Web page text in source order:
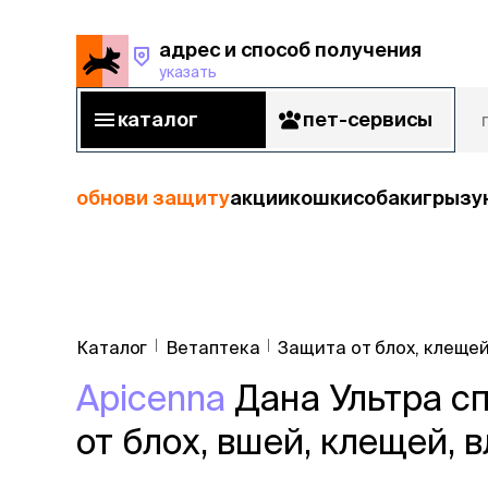
адрес и способ получения
указать
каталог пет-сервисы
обнови защитуакциикошкисобаки
рыбы
корм
Сухой корм
Влажный
адрес и способ получения
каталог пет-сервисы
Каталог Ветаптека Защита от блох,
Apicenna Дана Ультра
от блох, вшей, клещей,